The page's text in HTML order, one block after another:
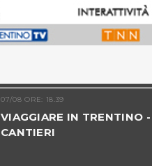
07/08 ORE: 18.39
VIAGGIARE IN TRENTINO -
CANTIERI